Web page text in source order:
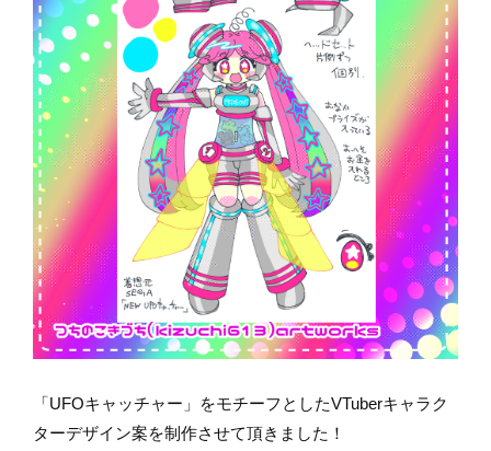
「UFOキャッチャー」をモチーフとしたVTuberキャラク
ターデザイン案を制作させて頂きました！